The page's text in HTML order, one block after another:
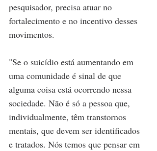
pesquisador, precisa atuar no
fortalecimento e no incentivo desses
movimentos.
"Se o suicídio está aumentando em
uma comunidade é sinal de que
alguma coisa está ocorrendo nessa
sociedade. Não é só a pessoa que,
individualmente, têm transtornos
mentais, que devem ser identificados
e tratados. Nós temos que pensar em